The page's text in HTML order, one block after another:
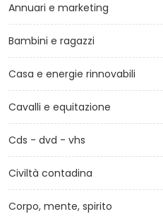
Annuari e marketing
Bambini e ragazzi
Casa e energie rinnovabili
Cavalli e equitazione
Cds - dvd - vhs
Civiltà contadina
Corpo, mente, spirito